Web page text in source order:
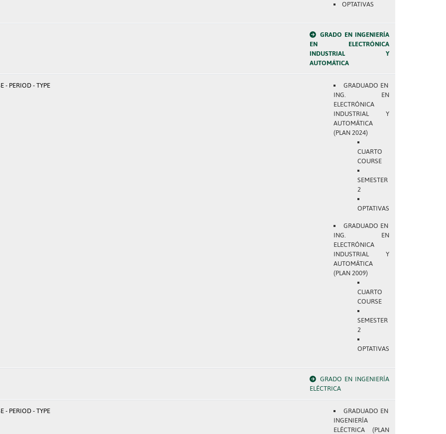
OPTATIVAS
GRADO EN INGENIERÍA
EN ELECTRÓNICA
INDUSTRIAL Y
AUTOMÁTICA
- PERIOD - TYPE
GRADUADO EN
ING. EN
ELECTRÓNICA
INDUSTRIAL Y
AUTOMÁTICA
(PLAN 2024)
CUARTO
COURSE
SEMESTER
2
OPTATIVAS
GRADUADO EN
ING. EN
ELECTRÓNICA
INDUSTRIAL Y
AUTOMÁTICA
(PLAN 2009)
CUARTO
COURSE
SEMESTER
2
OPTATIVAS
GRADO EN INGENIERÍA
ELÉCTRICA
- PERIOD - TYPE
GRADUADO EN
INGENIERÍA
ELÉCTRICA (PLAN